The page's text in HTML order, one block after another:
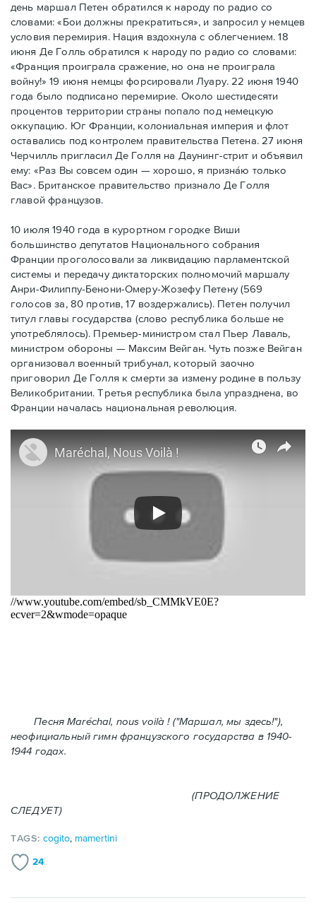
день маршал Петен обратился к народу по радио со
словами: «Бои должны прекратиться», и запросил у немцев
условия перемирия. Нация вздохнула с облегчением. 18
июня Де Голль обратился к народу по радио со словами:
«Франция проиграла сражение, но она не проиграла
войну!» 19 июня немцы форсировали Луару. 22 июня 1940
года было подписано перемирие. Около шестидесяти
процентов территории страны попало под немецкую
оккупацию. Юг Франции, колониальная империя и флот
оставались под контролем правительства Петена. 27 июня
Черчилль пригласил Де Голля на Даунинг-стрит и объявил
ему: «Раз Вы совсем один — хорошо, я признáю только
Вас». Британское правительство признало Де Голля
главой французов.
10 июля 1940 года в курортном городке Виши
большинство депутатов Национального собрания
Франции проголосовали за ликвидацию парламентской
системы и передачу диктаторских полномочий маршалу
Анри-Филиппу-Бенони-Омеру-Жозефу Петену (569
голосов за, 80 против, 17 воздержались). Петен получил
титул главы государства (слово республика больше не
употреблялось). Премьер-министром стал Пьер Лаваль,
министром обороны — Максим Вейган. Чуть позже Вейган
организовал военный трибунал, который заочно
приговорил Де Голля к смерти за измену родине в пользу
Великобритании. Третья республика была упразднена, во
Франции началась национальная революция.
Песня Maréchal, nous voilà ! ("Маршал, мы здесь!"),
неофициальный гимн французского государства в 1940-
1944 годах.
(ПРОДОЛЖЕНИЕ
СЛЕДУЕТ)
TAGS:cogito, mamertini
24